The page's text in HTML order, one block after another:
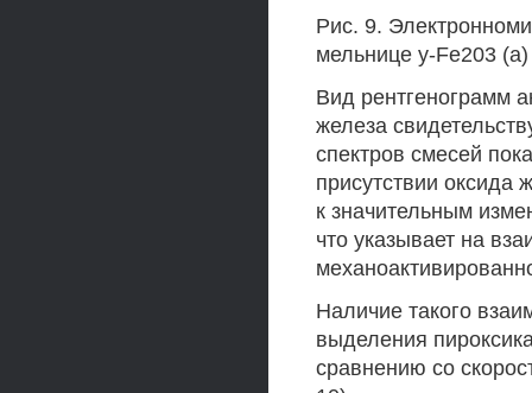
Рис. 9.
мельнице у-Fe203
Вид рентгенограмм
железа
спектров смесей
присутствии оксида
к значительным
что указывает на
Наличие такого
выделения
сравнению со